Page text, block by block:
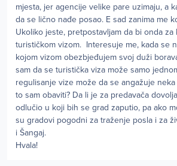
mjesta, jer agencije velike pare uzimaju, a
da se lično nađe posao. E sad zanima me
Ukoliko jeste, pretpostavljam da bi onda za
turističkom vizom. Interesuje me, kada se
kojom vizom obezbjeđujem svoj duži
sam da se turistička viza može samo
regulisanje vize može da se angažuje
to sam obaviti? Da li je za predavača
odlučio u koji bih se grad zaputio, pa ako
su gradovi pogodni za traženje posla i za
i Šangaj.
Hvala!